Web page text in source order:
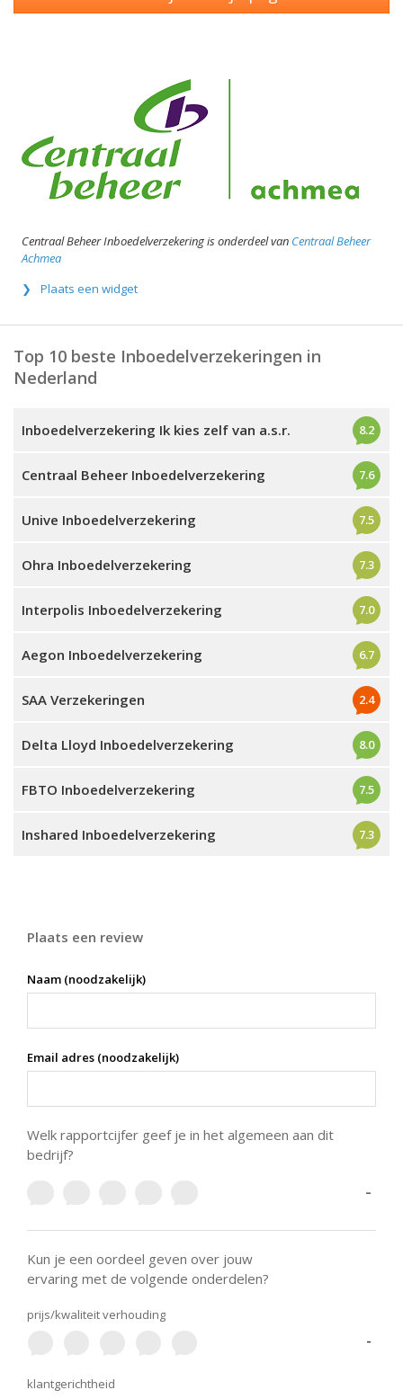
Centraal Beheer Inboedelverzekering is onderdeel van Centraal Beheer
Achmea
Plaats een widget
Top 10 beste Inboedelverzekeringen in
Nederland
Inboedelverzekering Ik kies zelf van a.s.r. 8.2
Centraal Beheer Inboedelverzekering 7.6
Unive Inboedelverzekering 7.5
Ohra Inboedelverzekering 7.3
Interpolis Inboedelverzekering 7.0
Aegon Inboedelverzekering 6.7
SAA Verzekeringen 2.4
Delta Lloyd Inboedelverzekering 8.0
FBTO Inboedelverzekering 7.5
Inshared Inboedelverzekering 7.3
Plaats een review
Naam (noodzakelijk)
Email adres (noodzakelijk)
Welk rapportcijfer geef je in het algemeen aan dit
bedrijf?
-
Kun je een oordeel geven over jouw
ervaring met de volgende onderdelen?
prijs/kwaliteit verhouding
-
klantgerichtheid